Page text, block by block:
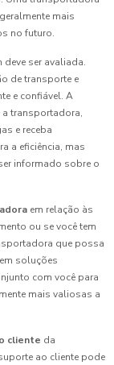
mais
no futuro.
ser avaliada.
de transporte e
e confiável. A
a transportadora,
e receba
a eficiência, mas
informado sobre o
em relação às
ou se você tem
que possa
soluções
com você para
mais valiosas a
cliente da
ao cliente pode